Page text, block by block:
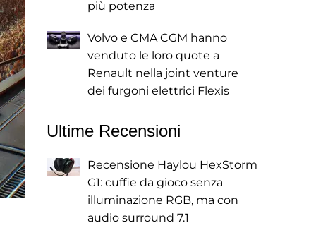
più potenza
Volvo e CMA CGM hanno
venduto le loro quote a
Renault nella joint venture
dei furgoni elettrici Flexis
Ultime Recensioni
Recensione Haylou HexStorm
G1: cuffie da gioco senza
illuminazione RGB, ma con
audio surround 7.1